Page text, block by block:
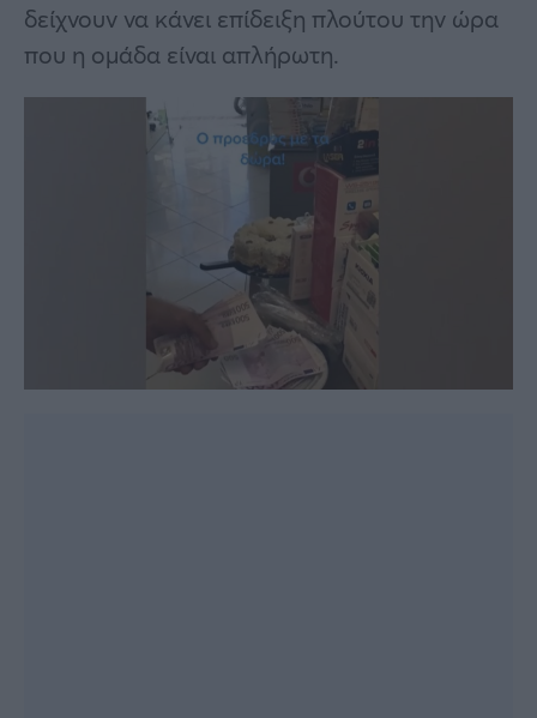
δείχνουν να κάνει επίδειξη πλούτου την ώρα
που η ομάδα είναι απλήρωτη.